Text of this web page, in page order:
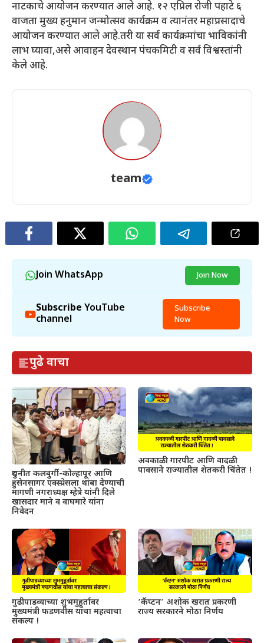
नाटकाचे आयोजन करण्यात आले आहे. १२ एप्रिल रोजी पहाटे ६
वाजता मुख्य हनुमान जन्मोत्सव कार्यक्रम व त्यानंतर महाप्रसादाचे
आयोजन करण्यात आले आहे.तरी या सर्व कार्यक्रमांचा भाविकांनी
लाभ घ्यावा,असे आवाहन देवस्थान पंचकमिटी व सर्व विश्वस्तांनी
केले आहे.
team
Join WhatsApp Join Now
Subscribe YouTube
channel
Subscribe
Now
पुढे वाचा
दुधनीत कलबुर्गी-कोल्हापूर आणि
हुसेनसागर एक्स्प्रेसला थांबा देण्याची
मागणी नगराध्यक्ष म्हेत्रे यांनी दिले
खासदार माने व वाघमारे यांना
निवेदन
अवकाळी गारपीट आणि वादळी
पावसाने राज्यातील शेतकरी चिंतेत !
गुढीपाडव्याच्या शुभमुहूर्तावर
मुख्यमंत्री फडणवीस यांचा महत्वाचा
संकल्प !
‘कॅप्टन’ अशोक खरात प्रकरणी
राज्य सरकारने मोठा निर्णय